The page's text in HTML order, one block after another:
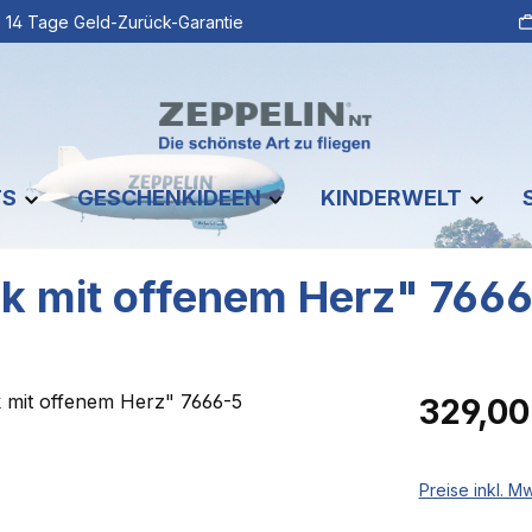
14 Tage Geld-Zurück-Garantie
GESCHENKIDEEN KINDERWELT
mit offenem Herz"
Regulärer
Preise inkl.